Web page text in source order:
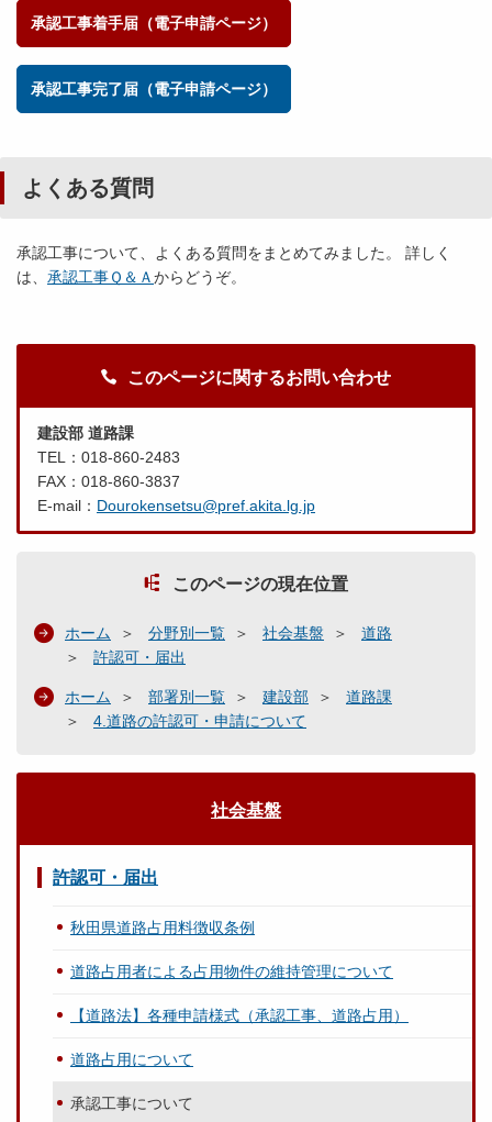
承認工事着手届（電子申請ページ）
承認工事完了届（電子申請ページ）
よくある質問
承認工事について、よくある質問をまとめてみました。 詳しく
は、 承認工事Ｑ＆Ａからどうぞ。
このページに関するお問い合わせ
建設部 道路課
TEL：018-860-2483
FAX：018-860-3837
E-mail： Dourokensetsu@pref.akita.lg.jp
このページの現在位置
ホーム 分野別一覧 社会基盤
道路
許認可・届出
ホーム 部署別一覧 建設部
道路課
4.道路の許認可・申請について
社会基盤
許認可・届出
秋田県道路占用料徴収条例
道路占用者による占用物件の維持管理について
【道路法】各種申請様式（承認工事、道路占用）
道路占用について
承認工事について